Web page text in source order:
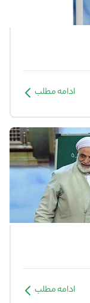
ادامه مطلب
ادامه مطلب